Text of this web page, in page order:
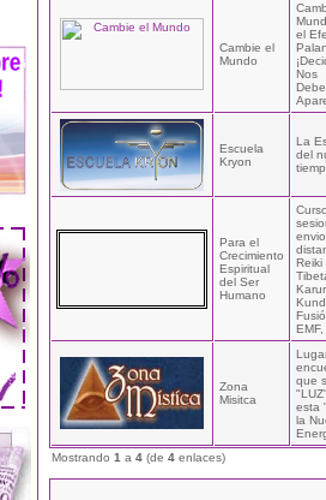
Cambie el
Mundo
el
Nos
Escuela
Kryon
La
del
Para el
Crecimiento
Espiritual
del Ser
Humano
Reiki
Zona
Misitca
que
esta
la
Mostrando 1 a 4 (de 4 enlaces)